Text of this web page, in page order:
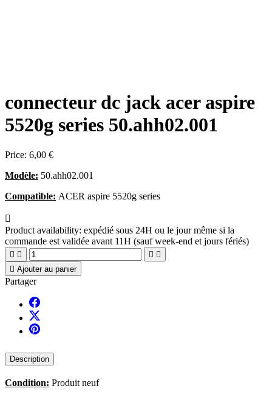
connecteur dc jack acer aspire
5520g series 50.ahh02.001
Price: 6,00 €
Modèle: 50.ahh02.001
Compatible: ACER aspire 5520g series

Product availability: expédié sous 24H ou le jour même si la
commande est validée avant 11H (sauf week-end et jours fériés)
   
 Ajouter au panier
Partager
Description
Condition: Produit neuf